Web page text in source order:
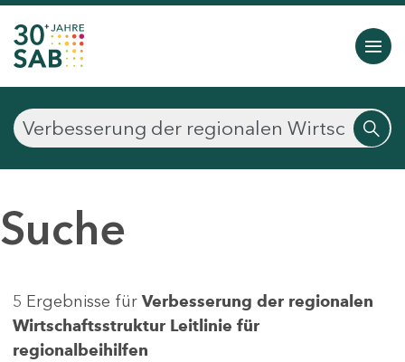
Suche
5 Ergebnisse für Verbesserung der regionalen
Wirtschaftsstruktur Leitlinie für
regionalbeihilfen